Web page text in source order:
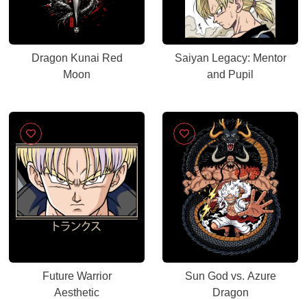
Dragon Kunai Red
Moon
Saiyan Legacy: Mentor
and Pupil
Future Warrior
Aesthetic
Sun God vs. Azure
Dragon